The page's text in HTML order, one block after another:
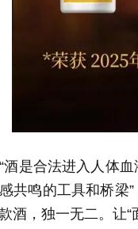
“酒是合法进入人体
共鸣的工具和桥梁
酒，独一无二。让“